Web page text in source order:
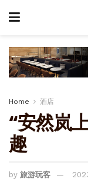
Home 酒店
“安然岚
趣
by 旅游玩客